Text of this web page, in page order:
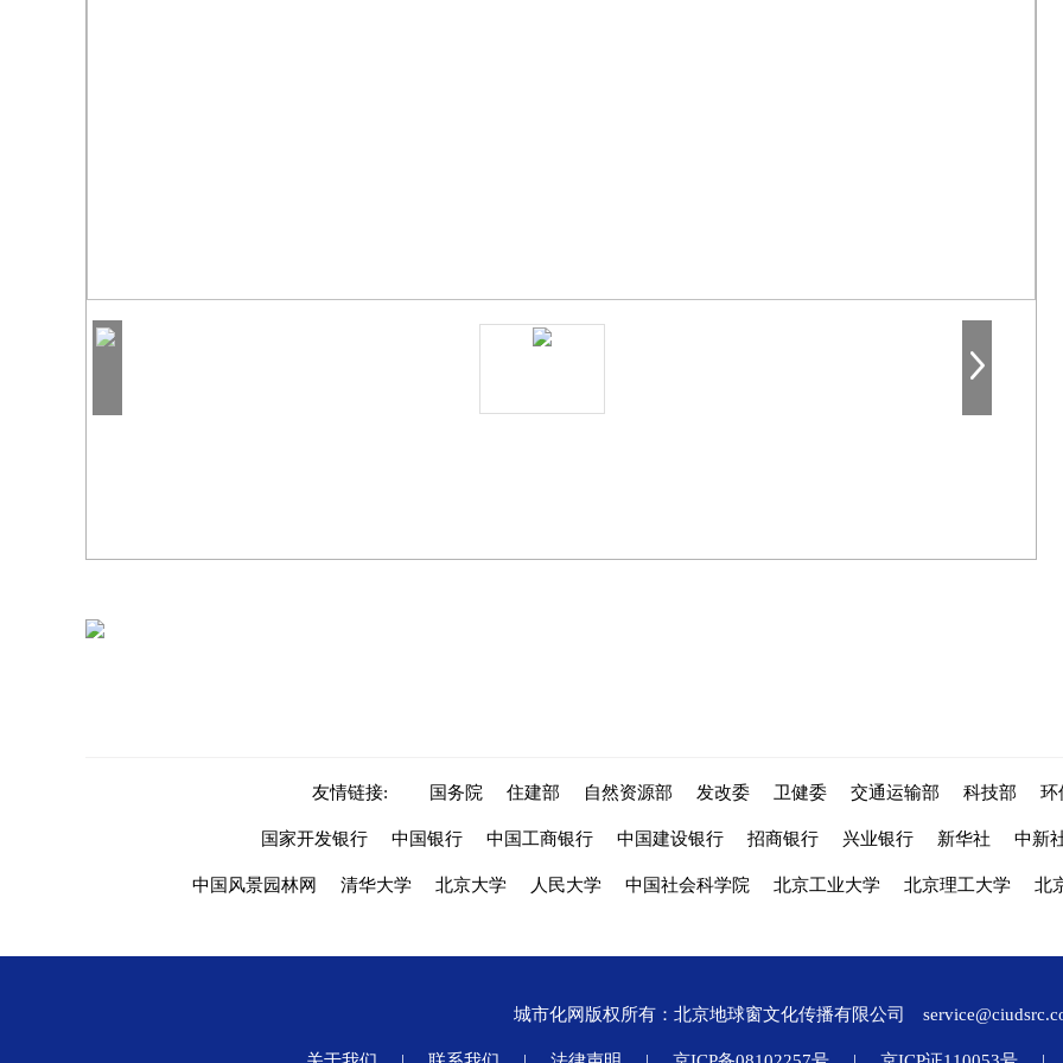
友情链接: 国务院 住建部 自然资源部 发改委 卫健委 交通运输部 科技部 环
国家开发银行 中国银行 中国工商银行 中国建设银行 招商银行 兴业银行 新华社 中新
中国风景园林网 清华大学 北京大学 人民大学 中国社会科学院 北京工业大学 北京理工大学 北
城市化网版权所有：北京地球窗文化传播有限公司